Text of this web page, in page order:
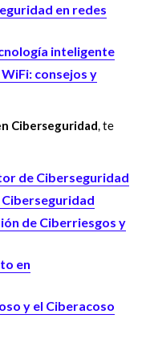
en redes
inteligente
consejos y
Ciberseguridad, te
de Ciberseguridad
Ciberseguridad
de Ciberriesgos y
en
y el Ciberacoso